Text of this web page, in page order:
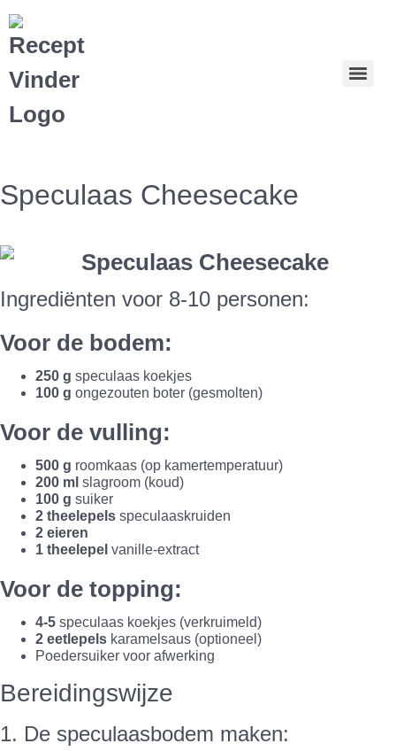
Speculaas Cheesecake
Ingrediënten voor 8-10 personen:
Voor de bodem:
250 g speculaas koekjes
100 g ongezouten boter (gesmolten)
Voor de vulling:
500 g roomkaas (op kamertemperatuur)
200 ml slagroom (koud)
100 g suiker
2 theelepels speculaaskruiden
2 eieren
1 theelepel vanille-extract
Voor de topping:
4-5 speculaas koekjes (verkruimeld)
2 eetlepels karamelsaus (optioneel)
Poedersuiker voor afwerking
Bereidingswijze
1. De speculaasbodem maken: